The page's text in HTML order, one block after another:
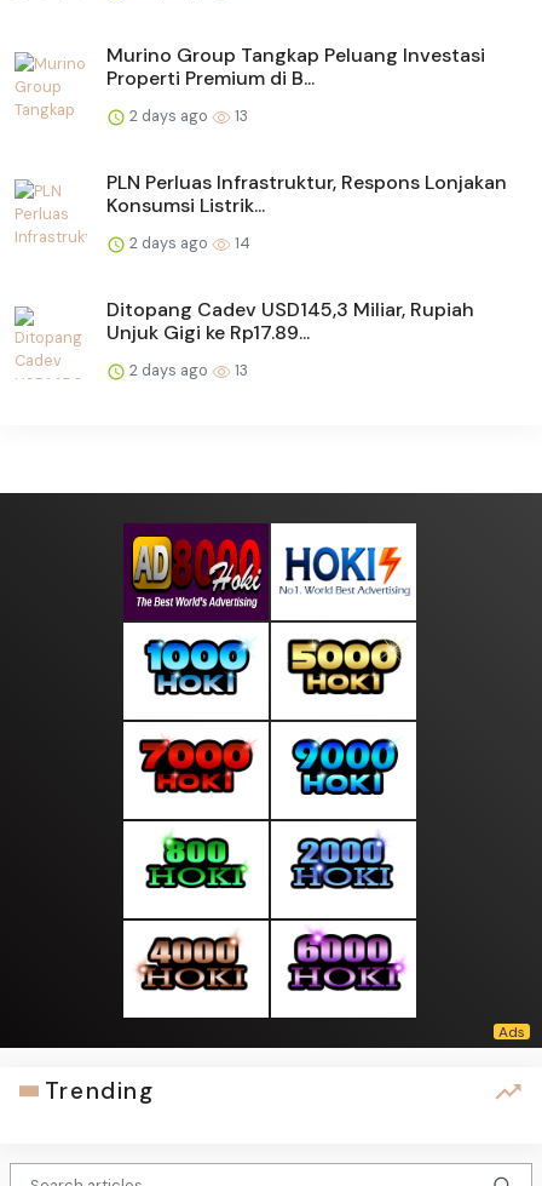
Murino Group Tangkap Peluang Investasi
Properti Premium di B...
2 days ago 13
PLN Perluas Infrastruktur, Respons Lonjakan
Konsumsi Listrik...
2 days ago 14
Ditopang Cadev USD145,3 Miliar, Rupiah
Unjuk Gigi ke Rp17.89...
2 days ago 13
Trending